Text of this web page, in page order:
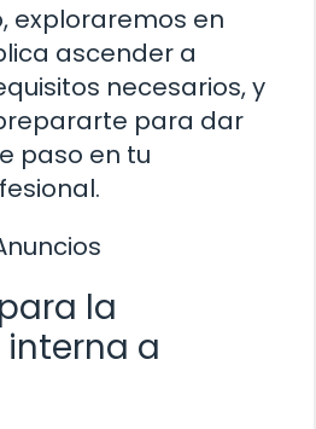
exploraremos en
ascender a
necesarios, y
para dar
paso en tu
la
a